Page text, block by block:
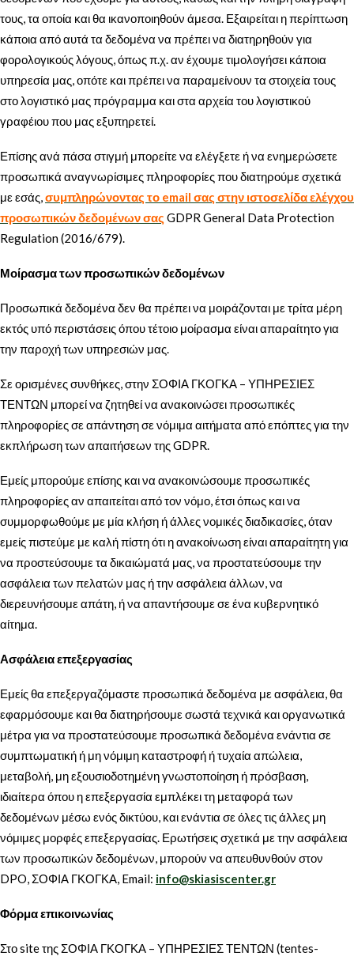
τους, τα οποία και θα ικανοποιηθούν άμεσα. Εξαιρείται η περίπτωση
κάποια από αυτά τα δεδομένα να πρέπει να διατηρηθούν για
φορολογικούς λόγους, όπως π.χ. αν έχουμε τιμολογήσει κάποια
υπηρεσία μας, οπότε και πρέπει να παραμείνουν τα στοιχεία τους
στο λογιστικό μας πρόγραμμα και στα αρχεία του λογιστικού
γραφέιου που μας εξυπηρετεί.
Επίσης ανά πάσα στιγμή μπορείτε να ελέγξετε ή να ενημερώσετε
προσωπικά αναγνωρίσιμες πληροφορίες που διατηρούμε σχετικά
με εσάς,συμπληρώνοντας το email σας στην ιστοσελίδα ελέγχου
προσωπικών δεδομένων σας GDPR General Data Protection
Regulation (2016/679).
Μοίρασμα των προσωπικών δεδομένων
Προσωπικά δεδομένα δεν θα πρέπει να μοιράζονται με τρίτα μέρη
εκτός υπό περιστάσεις όπου τέτοιο μοίρασμα είναι απαραίτητο για
την παροχή των υπηρεσιών μας.
Σε ορισμένες συνθήκες, στην ΣΟΦΙΑ ΓΚΟΓΚΑ – ΥΠΗΡΕΣΙΕΣ
ΤΕΝΤΩΝ μπορεί να ζητηθεί να ανακοινώσει προσωπικές
πληροφορίες σε απάντηση σε νόμιμα αιτήματα από επόπτες για την
εκπλήρωση των απαιτήσεων της GDPR.
Εμείς μπορούμε επίσης και να ανακοινώσουμε προσωπικές
πληροφορίες αν απαιτείται από τον νόμο, έτσι όπως και να
συμμορφωθούμε με μία κλήση ή άλλες νομικές διαδικασίες, όταν
εμείς πιστεύμε με καλή πίστη ότι η ανακοίνωση είναι απαραίτητη για
να προστεύσουμε τα δικαιώματά μας, να προστατεύσουμε την
ασφάλεια των πελατών μας ή την ασφάλεια άλλων, να
διερευνήσουμε απάτη, ή να απαντήσουμε σε ένα κυβερνητικό
αίτημα.
Ασφάλεια επεξεργασίας
Εμείς θα επεξεργαζόμαστε προσωπικά δεδομένα με ασφάλεια, θα
εφαρμόσουμε και θα διατηρήσουμε σωστά τεχνικά και οργανωτικά
μέτρα για να προστατεύσουμε προσωπικά δεδομένα ενάντια σε
συμπτωματική ή μη νόμιμη καταστροφή ή τυχαία απώλεια,
μεταβολή, μη εξουσιοδοτημένη γνωστοποίηση ή πρόσβαση,
ιδιαίτερα όπου η επεξεργασία εμπλέκει τη μεταφορά των
δεδομένων μέσω ενός δικτύου, και ενάντια σε όλες τις άλλες μη
νόμιμες μορφές επεξεργασίας. Ερωτήσεις σχετικά με την ασφάλεια
των προσωπικών δεδομένων, μπορούν να απευθυνθούν στον
DPO, ΣΟΦΙΑ ΓΚΟΓΚΑ, Email: info@skiasiscenter.gr
Φόρμα επικοινωνίας
Στο site της ΣΟΦΙΑ ΓΚΟΓΚΑ – ΥΠΗΡΕΣΙΕΣ ΤΕΝΤΩΝ (tentes-